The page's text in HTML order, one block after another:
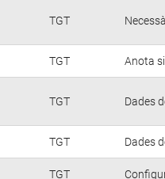
TGT
TGT Anota
TGT Dades
TGT Dades
TGT